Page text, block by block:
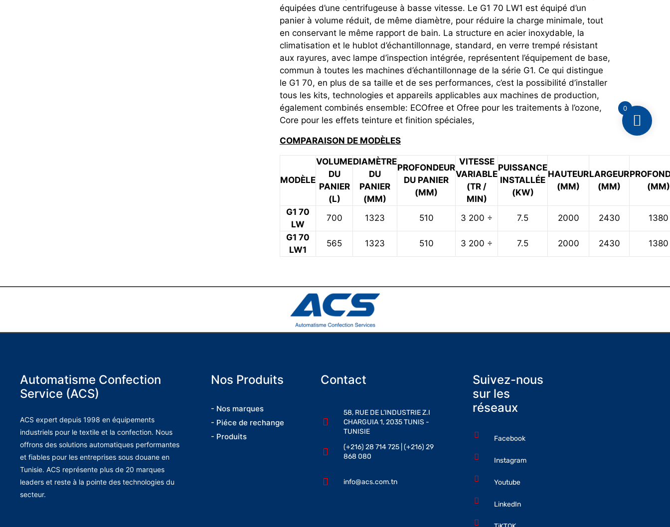
équipées d’une centrifugeuse à basse vitesse. Le G1 70 LW1 est équipé d’un
panier à volume réduit, de même diamètre, pour réduire la charge minimale, tout
en conservant le même rapport de bain. La structure en acier inoxydable, la
climatisation et le hublot d’échantillonnage, standard, en verre trempé résistant
aux rayures, avec lampe d’inspection intégrée, représentent l’équipement de base,
commun à toutes les machines d’échantillonnage de la série G1. Ce qui distingue
le G1 70, en plus de sa taille et de ses performances, c’est la possibilité d’installer
tous les kits, technologies et appareils applicables aux machines de production,
également combinés ensemble: ECOfree et Ofree pour les traitements à l’ozone,
Core pour les effets teinture et finition spéciales,
COMPARAISON DE MODÈLES
MODÈLE
VOLUME
DU
PANIER
(L)
DIAMÈTRE
DU
PANIER
(MM)
PROFONDEUR
DU PANIER
(MM)
VITESSE
VARIABLE
(TR /
MIN)
PUISSANCE
INSTALLÉE
(KW)
HAUTEUR
(MM)
LARGEUR
(MM)
(MM)
G1 70
LW
700 1323 510 3 200 ÷ 7.5 2000 2430
1380
G1 70
LW1
565 1323 510 3 200 ÷ 7.5 2000 2430 1380
Automatisme Confection
Service (ACS)
ACS expert depuis 1998 en équipements
industriels pour le textile et la confection. Nous
offrons des solutions automatiques performantes
et fiables pour les entreprises sous douane en
Tunisie. ACS représente plus de 20 marques
leaders et reste à la pointe des technologies du
secteur.
Nos Produits
- Nos marques
- Piéce de rechange
- Produits
Contact
58, RUE DE L’INDUSTRIE Z.I
CHARGUIA 1, 2035 TUNIS -
TUNISIE
(+216) 28 714 725 | (+216) 29
868 080
info@acs.com.tn
Suivez-nous
sur les
réseaux
Facebook
Instagram
Youtube
LinkedIn
0